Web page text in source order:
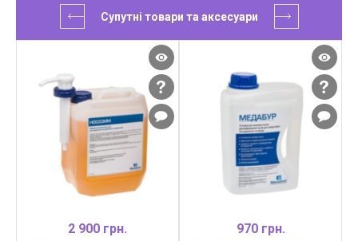
Супутні товари та аксесуари
2 900 грн.
970 грн.